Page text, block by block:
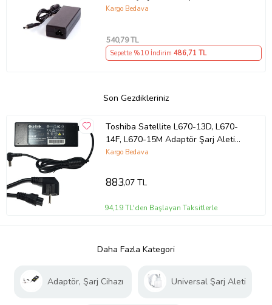
Kargo Bedava
540,79 TL
Sepette %10 İndirim 486,71 TL
Son Gezdikleriniz
Toshiba Satellite L670-13D, L670-
14F, L670-15M Adaptör Şarj Aleti
(Siyah)
Kargo Bedava
883,07 TL
94,19 TL'den Başlayan Taksitlerle
Daha Fazla Kategori
Adaptör, Şarj Cihazı Universal Şarj Aleti